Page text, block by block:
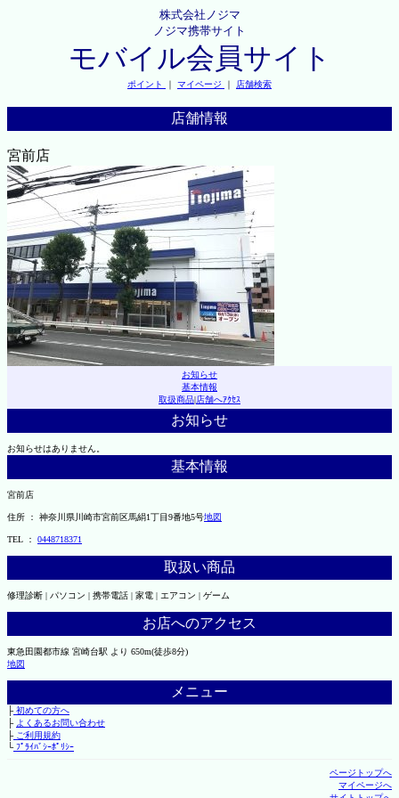
株式会社ノジマ
ノジマ携帯サイト
モバイル会員サイト
ポイント ｜ マイページ ｜ 店舗検索
店舗情報
宮前店
お知らせ
基本情報
取扱商品|店舗へｱｸｾｽ
お知らせ
お知らせはありません。
基本情報
宮前店
住所 ： 神奈川県川崎市宮前区馬絹1丁目9番地5号地図
TEL ： 0448718371
取扱い商品
修理診断 | パソコン | 携帯電話 | 家電 | エアコン | ゲーム
お店へのアクセス
東急田園都市線 宮崎台駅 より 650m(徒歩8分)
地図
メニュー
├初めての方へ
├ よくあるお問い合わせ
├ご利用規約
└ﾌﾟﾗｲﾊﾞｼｰﾎﾟﾘｼｰ
ページトップへ
マイページへ